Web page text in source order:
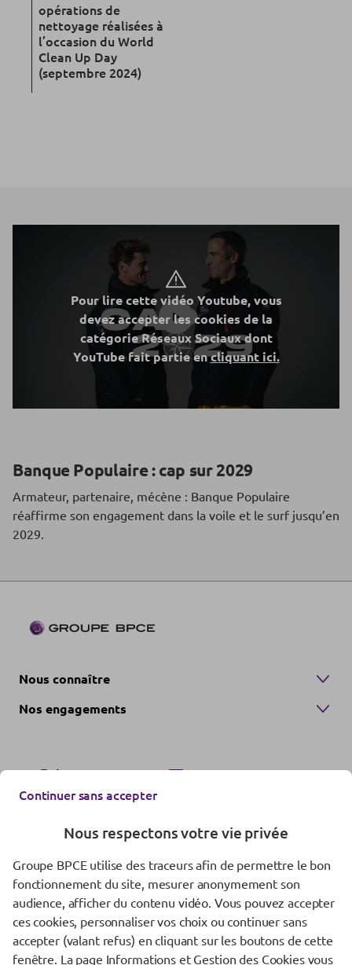
opérations de
nettoyage réalisées à
l’occasion du World
Clean Up Day
(septembre 2024)
Pour lire cette vidéo Youtube, vous
devez accepter les cookies de la
catégorie Réseaux Sociaux dont
YouTube fait partie encliquant ici.
Banque Populaire : cap sur 2029
Armateur, partenaire, mécène : Banque Populaire
réaffirme son engagement dans la voile et le surf jusqu’en
2029.
Nous connaître
Nos engagements
Mentions réglementaires
Données personnelles
Gestion des cookies
Continuer sans accepter
Nous respectons votre vie privée
Groupe BPCE utilise des traceurs afin de permettre le bon
fonctionnement du site, mesurer anonymement son
audience, afficher du contenu vidéo. Vous pouvez accepter
ces cookies, personnaliser vos choix ou continuer sans
accepter (valant refus) en cliquant sur les boutons de cette
fenêtre. La page Informations et Gestion des Cookiesvous